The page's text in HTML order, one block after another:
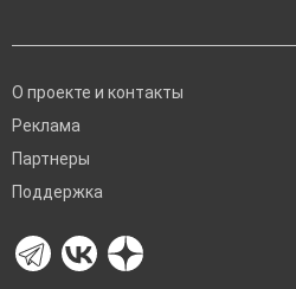
О проекте и контакты
Реклама
Партнеры
Поддержка